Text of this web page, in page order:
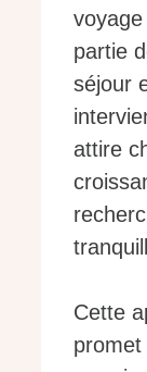
voyage
partie
séjour
attire
Cette